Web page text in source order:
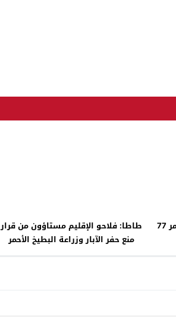
وفاة الفنان محسن جمال عن عمر 77
طاطا: فلاحو الإقليم مستاؤون من قرار
منع حفر الآبار وزراعة البطيخ الأحمر